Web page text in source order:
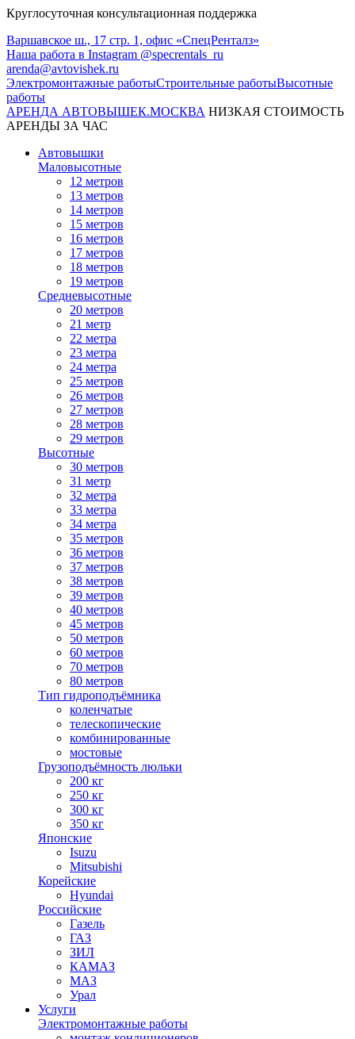
Круглосуточная консультационная поддержка
Варшавское ш., 17 стр. 1, офис «СпецРенталз»
Наша работа в Instagram @specrentals_ru
arenda@avtovishek.ru
Электромонтажные работыСтроительные работыВысотные
работы
АРЕНДА АВТОВЫШЕК.МОСКВА НИЗКАЯ СТОИМОСТЬ
АРЕНДЫ ЗА ЧАС
Автовышки
Маловысотные
12 метров
13 метров
14 метров
15 метров
16 метров
17 метров
18 метров
19 метров
Средневысотные
20 метров
21 метр
22 метра
23 метра
24 метра
25 метров
26 метров
27 метров
28 метров
29 метров
Высотные
30 метров
31 метр
32 метра
33 метра
34 метра
35 метров
36 метров
37 метров
38 метров
39 метров
40 метров
45 метров
50 метров
60 метров
70 метров
80 метров
Тип гидроподъёмника
коленчатые
телескопические
комбинированные
мостовые
Грузоподъёмность люльки
200 кг
250 кг
300 кг
350 кг
Японские
Isuzu
Mitsubishi
Корейские
Hyundai
Российские
Газель
ГАЗ
ЗИЛ
КАМАЗ
МАЗ
Урал
Услуги
Электромонтажные работы